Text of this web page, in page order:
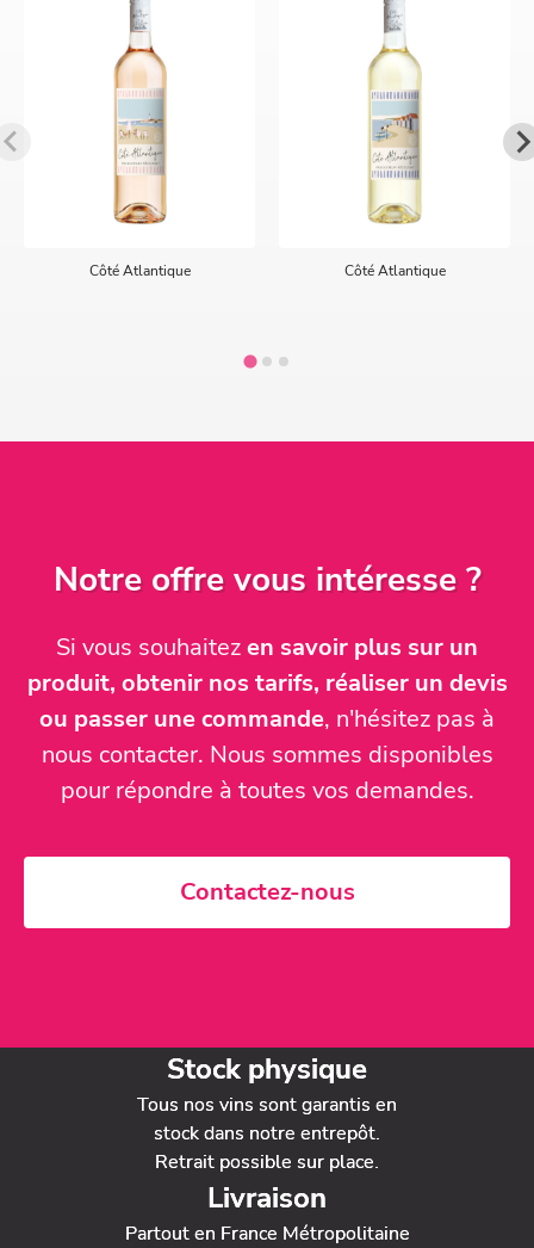
Côté Atlantique Côté Atlantique
Notre offre vous intéresse ?
Si vous souhaitezen savoir plus sur un
produit, obtenir nos tarifs, réaliser un devis
ou passer une commande, n'hésitez pas à
nous contacter. Nous sommes disponibles
pour répondre à toutes vos demandes.
Contactez-nous
Stock physique
Tous nos vins sont garantis en
stock dans notre entrepôt.
Retrait possible sur place.
Livraison
Partout en France Métropolitaine